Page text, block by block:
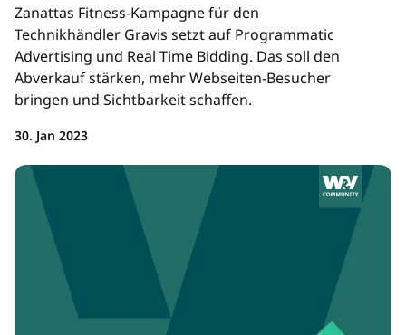
Zanattas Fitness-Kampagne für den
Technikhändler Gravis setzt auf Programmatic
Advertising und Real Time Bidding. Das soll den
Abverkauf stärken, mehr Webseiten-Besucher
bringen und Sichtbarkeit schaffen.
30. Jan 2023